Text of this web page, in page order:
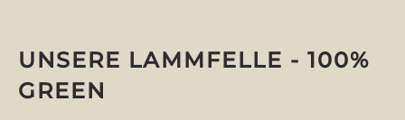
UNSERE LAMMFELLE - 100%
GREEN